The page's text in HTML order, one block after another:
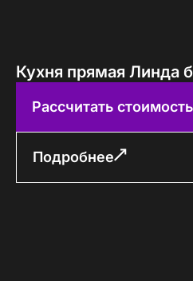
Кухня прямая Линда
Рассчитать стоимость
Подробнее